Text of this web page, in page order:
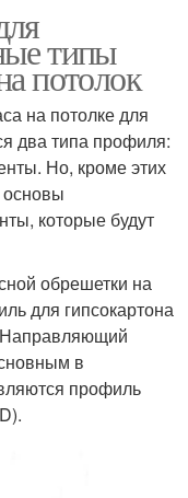
типы
потолок
на потолке для
два типа профиля:
Но, кроме этих
основы
которые будут
обрешетки на
для гипсокартона
в
профиль